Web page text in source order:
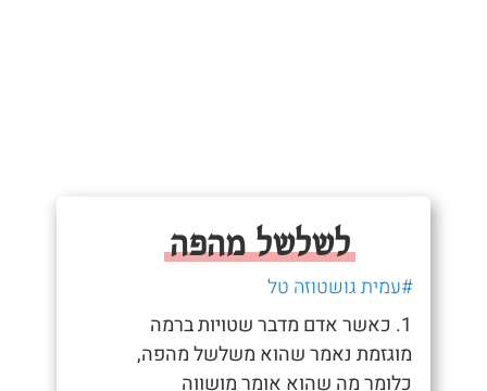
לשלשל מהפה
#עמית גושטוזה טל
1. כאשר אדם מדבר שטויות ברמה
מוגזמת נאמר שהוא משלשל מהפה,
כלומר מה שהוא אומר מושווה